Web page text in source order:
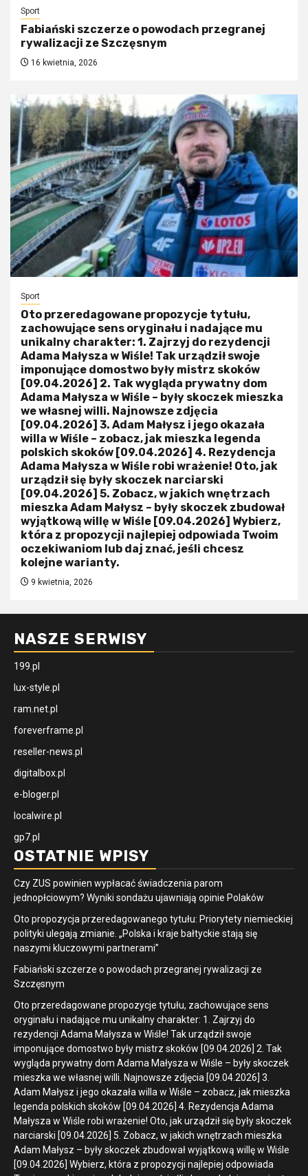
Sport
Fabiański szczerze o powodach przegranej
rywalizacji ze Szczęsnym
16 kwietnia, 2026
Sport
Oto przeredagowane propozycje tytułu,
zachowujące sens oryginału i nadające mu
unikalny charakter: 1. Zajrzyj do rezydencji
Adama Małysza w Wiśle! Tak urządził swoje
imponujące domostwo były mistrz skoków
[09.04.2026] 2. Tak wygląda prywatny dom
Adama Małysza w Wiśle – były skoczek mieszka
we własnej willi. Najnowsze zdjęcia
[09.04.2026] 3. Adam Małysz i jego okazała
willa w Wiśle – zobacz, jak mieszka legenda
polskich skoków [09.04.2026] 4. Rezydencja
Adama Małysza w Wiśle robi wrażenie! Oto, jak
urządził się były skoczek narciarski
[09.04.2026] 5. Zobacz, w jakich wnętrzach
mieszka Adam Małysz – były skoczek zbudował
wyjątkową willę w Wiśle [09.04.2026] Wybierz,
która z propozycji najlepiej odpowiada Twoim
oczekiwaniom lub daj znać, jeśli chcesz
kolejne warianty.
9 kwietnia, 2026
NASZE SERWISY
199.pl
lux-style.pl
ram.net.pl
foreverframe.pl
reseller-news.pl
digitalbox.pl
e-bloger.pl
localwire.pl
gp7.pl
OSTATNIE WPISY
Czy ZUS powinien wypłacać świadczenia parom
jednopłciowym? Wyniki sondażu ujawniają opinie Polaków
Oto propozycja przeredagowanego tytułu: Priorytety niemieckiej
polityki ulegają zmianie. „Polska i kraje bałtyckie stają się
naszymi kluczowymi partnerami”
Fabiański szczerze o powodach przegranej rywalizacji ze
Szczęsnym
Oto przeredagowane propozycje tytułu, zachowujące sens
oryginału i nadające mu unikalny charakter: 1. Zajrzyj do
rezydencji Adama Małysza w Wiśle! Tak urządził swoje
imponujące domostwo były mistrz skoków [09.04.2026] 2. Tak
wygląda prywatny dom Adama Małysza w Wiśle – były skoczek
mieszka we własnej willi. Najnowsze zdjęcia [09.04.2026] 3.
Adam Małysz i jego okazała willa w Wiśle – zobacz, jak mieszka
legenda polskich skoków [09.04.2026] 4. Rezydencja Adama
Małysza w Wiśle robi wrażenie! Oto, jak urządził się były skoczek
narciarski [09.04.2026] 5. Zobacz, w jakich wnętrzach mieszka
Adam Małysz – były skoczek zbudował wyjątkową willę w Wiśle
[09.04.2026] Wybierz, która z propozycji najlepiej odpowiada